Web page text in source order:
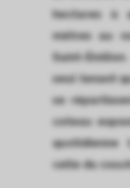
hectares à
mètres au
Saint-
seul tenant
se
coteau
quotidienne
celle du